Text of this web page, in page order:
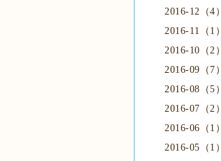
2016-12（4）
2016-11（1）
2016-10（2）
2016-09（7）
2016-08（5）
2016-07（2）
2016-06（1）
2016-05（1）